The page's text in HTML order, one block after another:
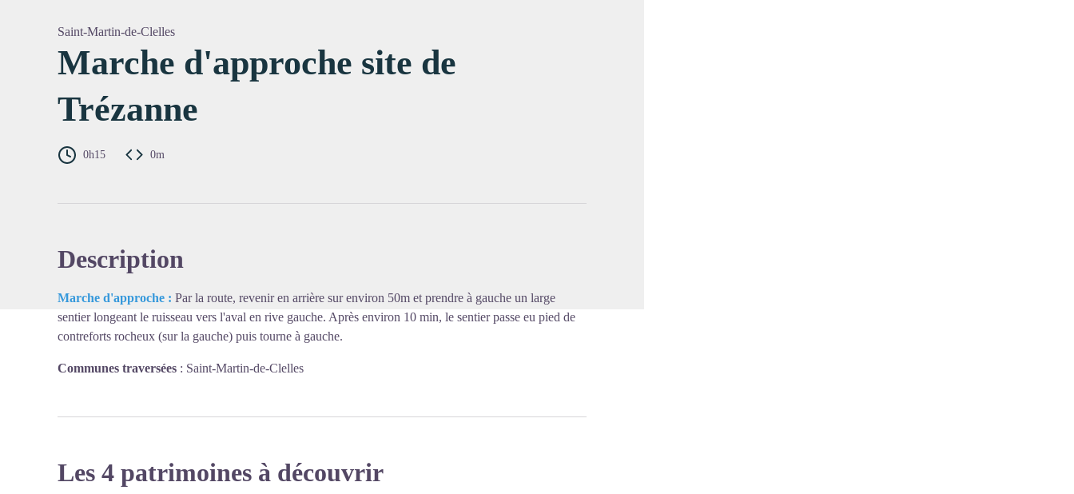
Saint-Martin-de-Clelles
Marche d'approche site de
Trézanne
0h15 0m
Description
Marche d'approche : Par la route, revenir en arrière sur environ 50m et prendre à gauche un large
sentier longeant le ruisseau vers l'aval en rive gauche. Après environ 10 min, le sentier passe eu pied de
contreforts rocheux (sur la gauche) puis tourne à gauche.
Communes traversées : Saint-Martin-de-Clelles
Les 4 patrimoines à découvrir